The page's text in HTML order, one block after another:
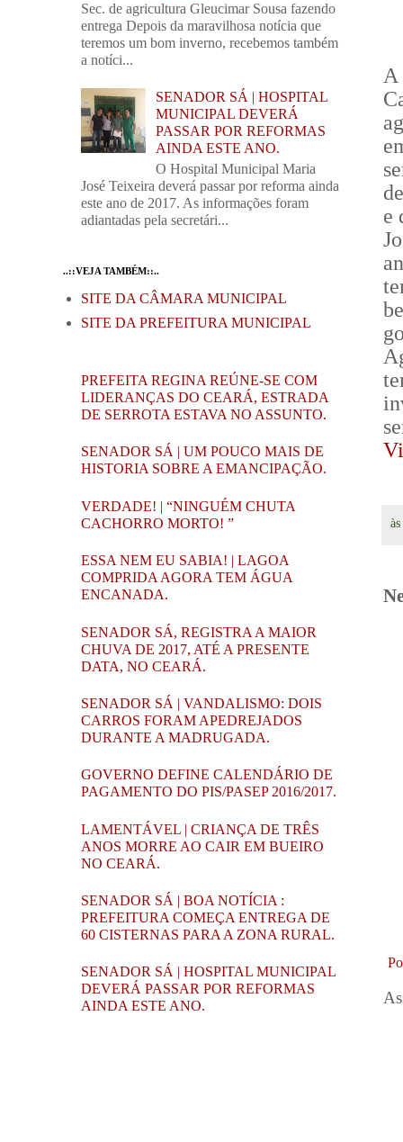
e
às
Sec. de agricultura Gleucimar Sousa fazendo
entrega Depois da maravilhosa notícia que
teremos um bom inverno, recebemos também
a notíci...
SENADOR SÁ | HOSPITAL
MUNICIPAL DEVERÁ
PASSAR POR REFORMAS
AINDA ESTE ANO.
O Hospital Municipal Maria
José Teixeira deverá passar por reforma ainda
este ano de 2017. As informações foram
adiantadas pela secretári...
..::VEJA TAMBÉM::..
SITE DA CÂMARA MUNICIPAL
SITE DA PREFEITURA MUNICIPAL
PREFEITA REGINA REÚNE-SE COM
LIDERANÇAS DO CEARÁ, ESTRADA
DE SERROTA ESTAVA NO ASSUNTO.
SENADOR SÁ | UM POUCO MAIS DE
HISTORIA SOBRE A EMANCIPAÇÃO.
VERDADE! | “NINGUÉM CHUTA
CACHORRO MORTO! ”
ESSA NEM EU SABIA! | LAGOA
COMPRIDA AGORA TEM ÁGUA
ENCANADA.
SENADOR SÁ, REGISTRA A MAIOR
CHUVA DE 2017, ATÉ A PRESENTE
DATA, NO CEARÁ.
SENADOR SÁ | VANDALISMO: DOIS
CARROS FORAM APEDREJADOS
DURANTE A MADRUGADA.
GOVERNO DEFINE CALENDÁRIO DE
PAGAMENTO DO PIS/PASEP 2016/2017.
LAMENTÁVEL | CRIANÇA DE TRÊS
ANOS MORRE AO CAIR EM BUEIRO
NO CEARÁ.
SENADOR SÁ | BOA NOTÍCIA :
PREFEITURA COMEÇA ENTREGA DE
60 CISTERNAS PARA A ZONA RURAL.
SENADOR SÁ | HOSPITAL MUNICIPAL
DEVERÁ PASSAR POR REFORMAS
AINDA ESTE ANO.